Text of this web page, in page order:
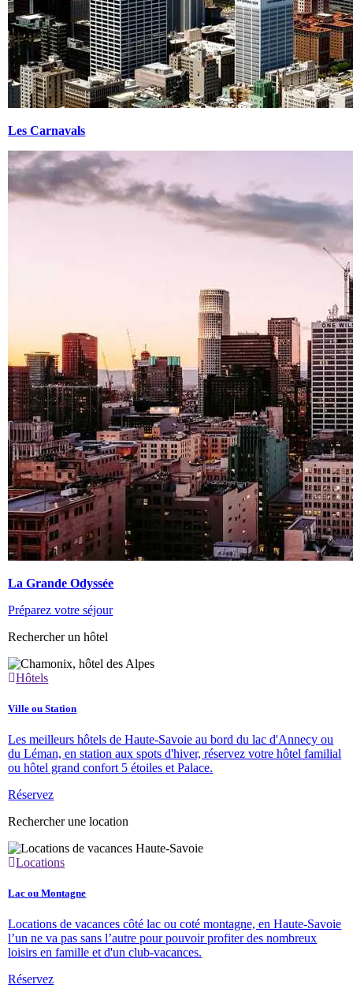
Les Carnavals
La Grande Odyssée
Préparez votre séjour
Rechercher un hôtel
Hôtels
Ville ou Station
Les meilleurs hôtels de Haute-Savoie au bord du lac d'Annecy ou
du Léman, en station aux spots d'hiver, réservez votre hôtel familial
ou hôtel grand confort 5 étoiles et Palace.
Réservez
Rechercher une location
Locations
Lac ou Montagne
Locations de vacances côté lac ou coté montagne, en Haute-Savoie
l’un ne va pas sans l’autre pour pouvoir profiter des nombreux
loisirs en famille et d'un club-vacances.
Réservez